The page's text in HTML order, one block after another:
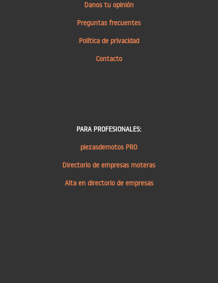
Danos tu opinión
Preguntas frecuentes
Política de privacidad
Contacto
PARA PROFESIONALES:
piezasdemotos PRO
Directorio de empresas moteras
Alta en directorio de empresas